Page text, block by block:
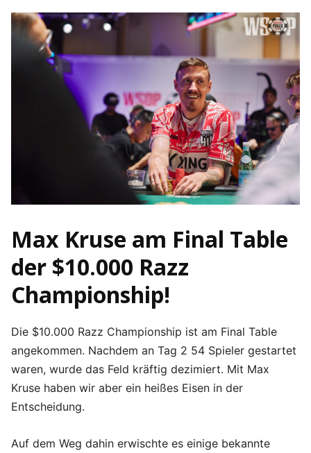
Max Kruse am Final Table
der $10.000 Razz
Championship!
Die $10.000 Razz Championship ist am Final Table
angekommen. Nachdem an Tag 2 54 Spieler gestartet
waren, wurde das Feld kräftig dezimiert. Mit Max
Kruse haben wir aber ein heißes Eisen in der
Entscheidung.
Auf dem Weg dahin erwischte es einige bekannte